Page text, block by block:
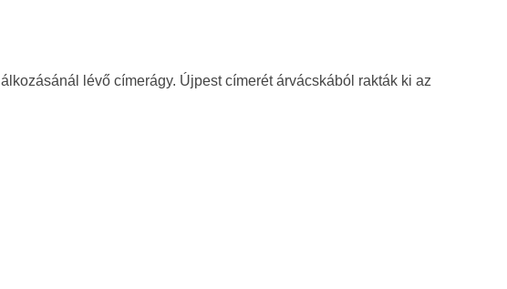
lévő címerágy. Újpest címerét árvácskából rakták ki az